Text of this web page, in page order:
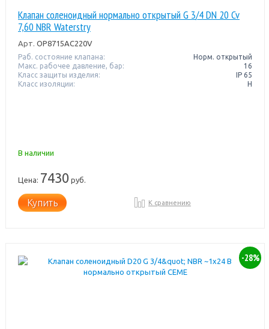
Клапан соленоидный нормально открытый G 3/4 DN 20 Cv
7,60 NBR Waterstry
Арт. OP8715AC220V
Раб. состояние клапана:
Норм. открытый
Макс. рабочее давление, бар:
16
Класс защиты изделия:
IP 65
Класс изоляции:
H
В наличии
Цена: 7430 руб.
Купить К сравнению
-28%